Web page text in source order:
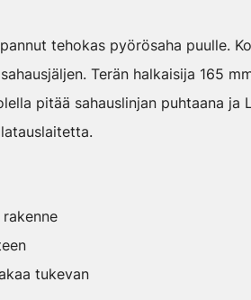
tehokas pyörösaha puulle.
Terän halkaisija 165
pitää sahauslinjan puhtaana ja
tukevan